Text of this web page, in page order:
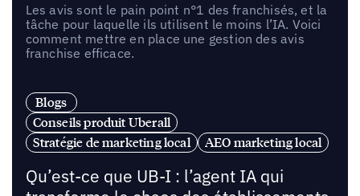
Les avis sont le pain point n°1 des franchisés, et la
tâche pour laquelle ils utilisent le moins l’IA. Voici
comment mettre en place une gestion des avis
franchise efficace.
Blogs
Conseils produit Uberall
Stratégie de marketing local
AEO marketing local
Qu’est-ce que UB-I : l’agent IA qui